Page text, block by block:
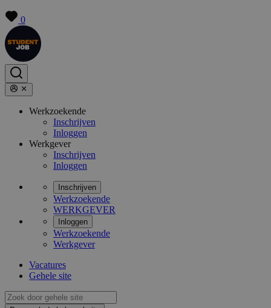
0
Werkzoekende
Inschrijven
Inloggen
Werkgever
Inschrijven
Inloggen
Inschrijven
Werkzoekende
WERKGEVER
Inloggen
Werkzoekende
Werkgever
Vacatures
Gehele site